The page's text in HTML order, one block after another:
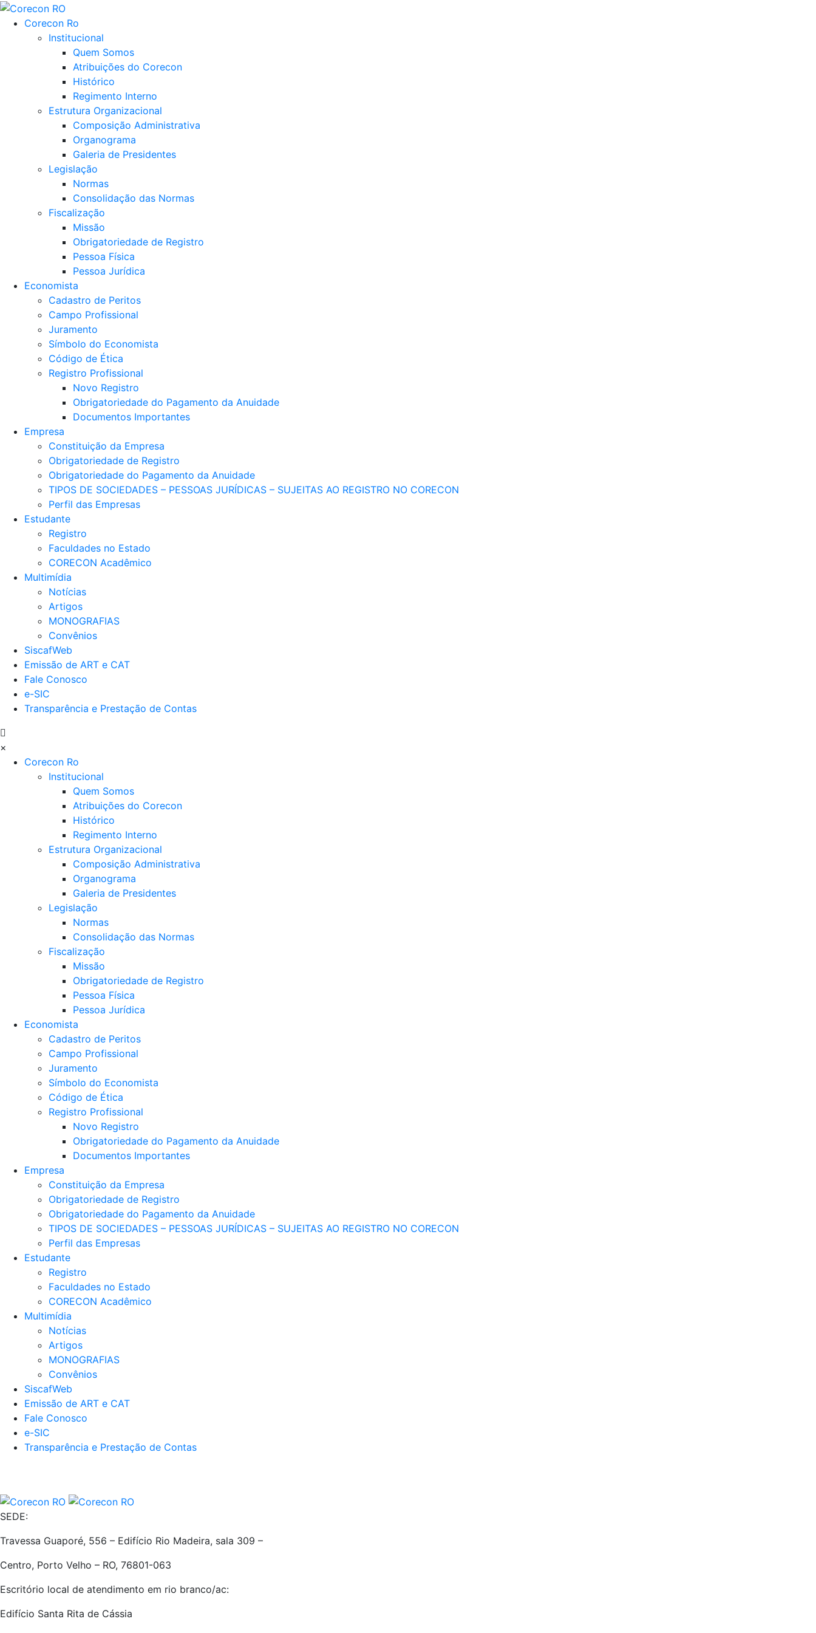
Corecon Ro
Institucional
Quem Somos
Atribuições do Corecon
Histórico
Regimento Interno
Estrutura Organizacional
Composição Administrativa
Organograma
Galeria de Presidentes
Legislação
Normas
Consolidação das Normas
Fiscalização
Missão
Obrigatoriedade de Registro
Pessoa Física
Pessoa Jurídica
Economista
Cadastro de Peritos
Campo Profissional
Juramento
Símbolo do Economista
Código de Ética
Registro Profissional
Novo Registro
Obrigatoriedade do Pagamento da Anuidade
Documentos Importantes
Empresa
Constituição da Empresa
Obrigatoriedade de Registro
Obrigatoriedade do Pagamento da Anuidade
TIPOS DE SOCIEDADES – PESSOAS JURÍDICAS – SUJEITAS AO REGISTRO NO CORECON
Perfil das Empresas
Estudante
Registro
Faculdades no Estado
CORECON Acadêmico
Multimídia
Notícias
Artigos
MONOGRAFIAS
Convênios
SiscafWeb
Emissão de ART e CAT
Fale Conosco
e-SIC
Transparência e Prestação de Contas
×
Corecon Ro
Institucional
Quem Somos
Atribuições do Corecon
Histórico
Regimento Interno
Estrutura Organizacional
Composição Administrativa
Organograma
Galeria de Presidentes
Legislação
Normas
Consolidação das Normas
Fiscalização
Missão
Obrigatoriedade de Registro
Pessoa Física
Pessoa Jurídica
Economista
Cadastro de Peritos
Campo Profissional
Juramento
Símbolo do Economista
Código de Ética
Registro Profissional
Novo Registro
Obrigatoriedade do Pagamento da Anuidade
Documentos Importantes
Empresa
Constituição da Empresa
Obrigatoriedade de Registro
Obrigatoriedade do Pagamento da Anuidade
TIPOS DE SOCIEDADES – PESSOAS JURÍDICAS – SUJEITAS AO REGISTRO NO CORECON
Perfil das Empresas
Estudante
Registro
Faculdades no Estado
CORECON Acadêmico
Multimídia
Notícias
Artigos
MONOGRAFIAS
Convênios
SiscafWeb
Emissão de ART e CAT
Fale Conosco
e-SIC
Transparência e Prestação de Contas
SEDE:
Travessa Guaporé, 556 – Edifício Rio Madeira, sala 309 –
Centro, Porto Velho – RO, 76801-063
Escritório local de atendimento em rio branco/ac:
Edifício Santa Rita de Cássia